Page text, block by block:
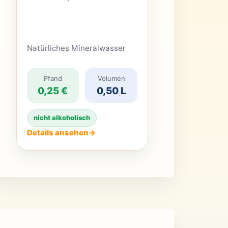
Natürliches Mineralwasser
Pfand
0,25 €
Volumen
0,50 L
nicht alkoholisch
Details ansehen→